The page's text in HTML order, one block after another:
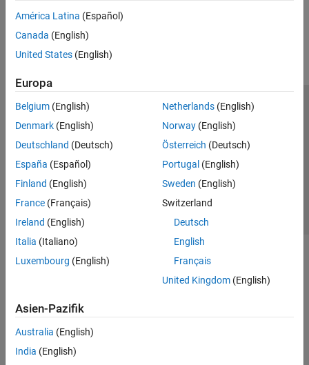
América Latina (Español)
Canada (English)
United States (English)
Europa
Belgium (English)
Denmark (English)
Deutschland (Deutsch)
España (Español)
Finland (English)
France (Français)
Ireland (English)
Italia (Italiano)
Luxembourg (English)
Netherlands(English)
Norway(English)
Österreich (Deutsch)
Portugal (English)
Sweden (English)
Switzerland
Deutsch
English
Français
United Kingdom(English)
Asien-Pazifik
Australia (English)
India (English)
Trust Center
Datenschutz-Richtlinien
Datendiebstahl verhindern
Status von Anwendungen
© 1994-2026 The MathWorks, Inc.
Website auswählen
Deutschland